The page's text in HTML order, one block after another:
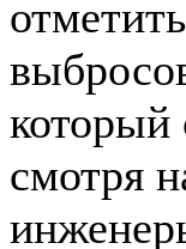
который
смотря